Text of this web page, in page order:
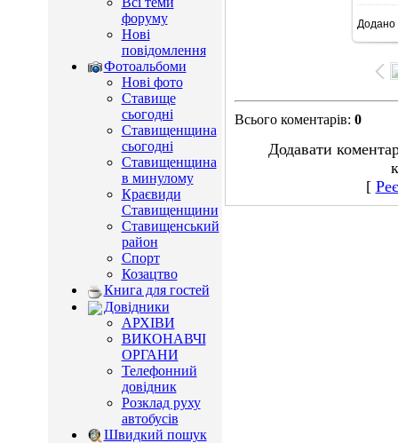
форуму
Нові
повідомлення
Фотоальбоми
Нові фото
Ставище
сьогодні
Ставищенщина
сьогодні
Ставищенщина
в минулому
Краєвиди
Ставищенщини
Ставищенський
район
Спорт
Козацтво
Книга для гостей
Довідники
АРХІВИ
ВИКОНАВЧІ
ОРГАНИ
Телефонний
довідник
Розклад руху
автобусів
Швидкий пошук
Додано
Всього коментарів: 0
Додавати
[